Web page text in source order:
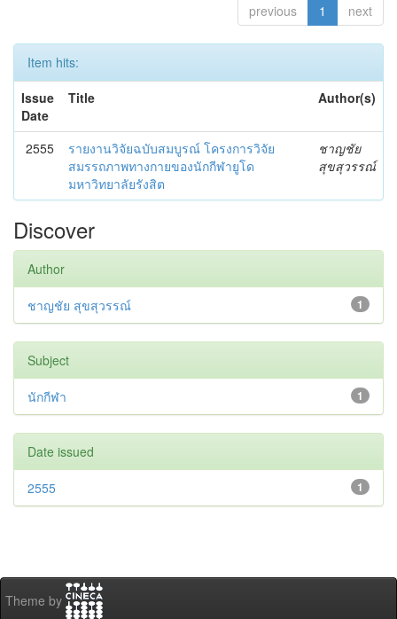
previous 1 next
Item hits:
Issue
Date
Title Author(s)
2555
รายงานวิจัยฉบับสมบูรณ์ โครงการวิจัย
สมรรถภาพทางกายของนักกีฬายูโด
มหาวิทยาลัยรังสิต
ชาญชัย
สุขสุวรรณ์
Discover
Author
1
ชาญชัย สุขสุวรรณ์
Subject
1
นักกีฬา
Date issued
1
2555
Theme by